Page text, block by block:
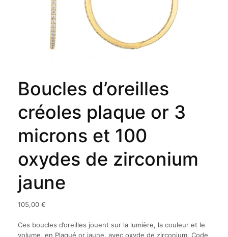
Boucles d’oreilles
créoles plaque or 3
microns et 100
oxydes de zirconium
jaune
105,00 €
Ces boucles d’oreilles jouent sur la lumière, la couleur et le
volume, en Plaqué or jaune, avec oxyde de zirconium. Code